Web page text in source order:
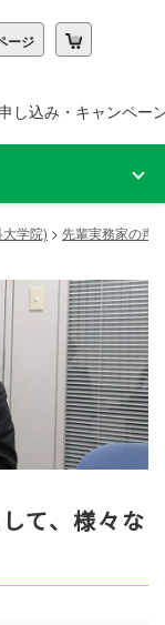
し込み・キャンペー
学院) > 先輩実務家の声
て、様々な